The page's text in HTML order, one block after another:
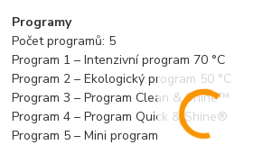
Programy
Početprogramů: 5
Program 1 –Intenzivníprogram 70 °C
Program 2 –Ekologickýprogram 50 °C
Program3 –ProgramClean &Shine™
Program4 –ProgramQuick &Shine®
Program 5 –Miniprogram